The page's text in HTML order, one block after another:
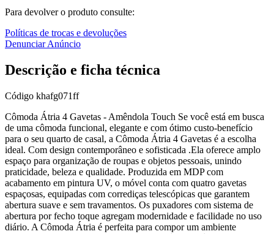
Para devolver o produto consulte:
Políticas de trocas e devoluções
Denunciar Anúncio
Descrição e ficha técnica
Código khafg071ff
Cômoda Átria 4 Gavetas - Amêndola Touch Se você está em busca
de uma cômoda funcional, elegante e com ótimo custo-benefício
para o seu quarto de casal, a Cômoda Átria 4 Gavetas é a escolha
ideal. Com design contemporâneo e sofisticada .Ela oferece amplo
espaço para organização de roupas e objetos pessoais, unindo
praticidade, beleza e qualidade. Produzida em MDP com
acabamento em pintura UV, o móvel conta com quatro gavetas
espaçosas, equipadas com corrediças telescópicas que garantem
abertura suave e sem travamentos. Os puxadores com sistema de
abertura por fecho toque agregam modernidade e facilidade no uso
diário. A Cômoda Átria é perfeita para compor um ambiente